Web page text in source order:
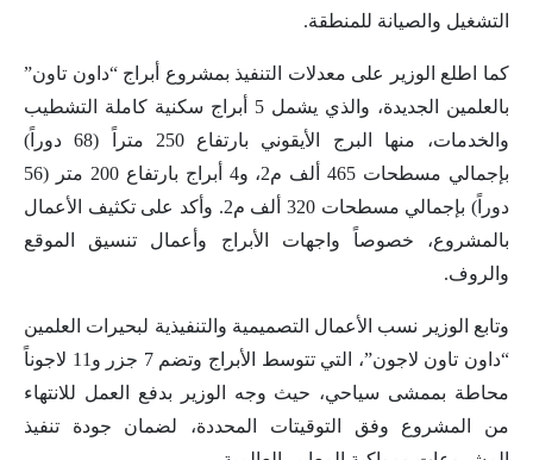
التشغيل والصيانة للمنطقة.
كما اطلع الوزير على معدلات التنفيذ بمشروع أبراج “داون تاون”
بالعلمين الجديدة، والذي يشمل 5 أبراج سكنية كاملة التشطيب
والخدمات، منها البرج الأيقوني بارتفاع 250 متراً (68 دوراً)
بإجمالي مسطحات 465 ألف م2، و4 أبراج بارتفاع 200 متر (56
دوراً) بإجمالي مسطحات 320 ألف م2. وأكد على تكثيف الأعمال
بالمشروع، خصوصاً واجهات الأبراج وأعمال تنسيق الموقع
والروف.
وتابع الوزير نسب الأعمال التصميمية والتنفيذية لبحيرات العلمين
“داون تاون لاجون”، التي تتوسط الأبراج وتضم 7 جزر و11 لاجوناً
محاطة بممشى سياحي، حيث وجه الوزير بدفع العمل للانتهاء
من المشروع وفق التوقيتات المحددة، لضمان جودة تنفيذ